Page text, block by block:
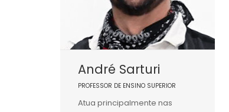
André Sarturi
PROFESSOR DE ENSINO SUPERIOR
Atua principalmente nas